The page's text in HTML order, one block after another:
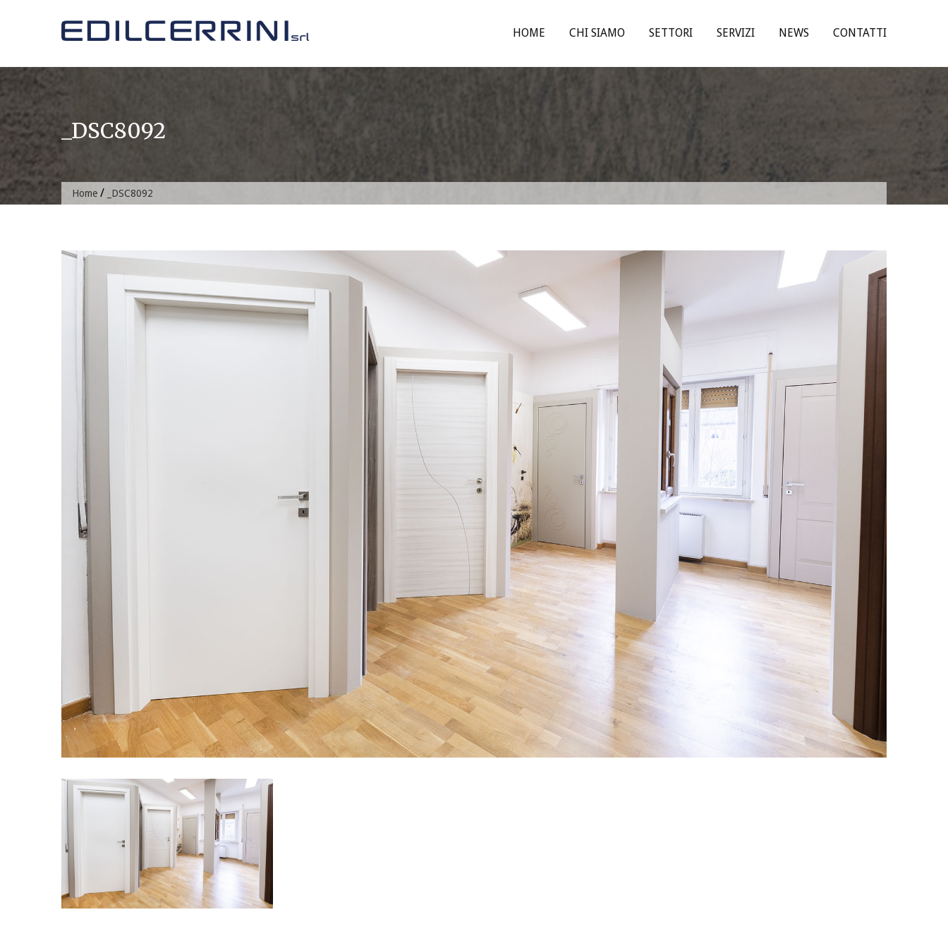
HOME CHI SIAMO SETTORI SERVIZI NEWS CONTATTI
_DSC8092
Home / _DSC8092